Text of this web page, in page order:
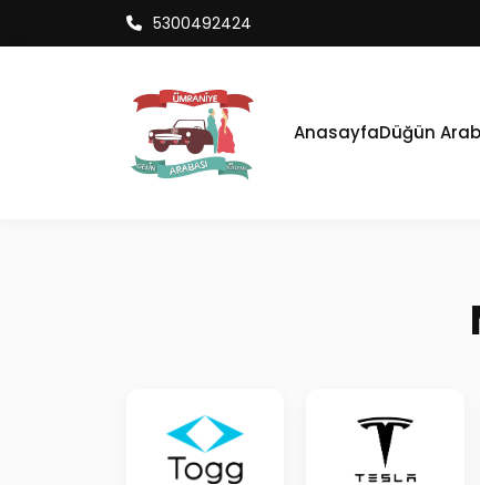
5300492424
AnasayfaDüğün